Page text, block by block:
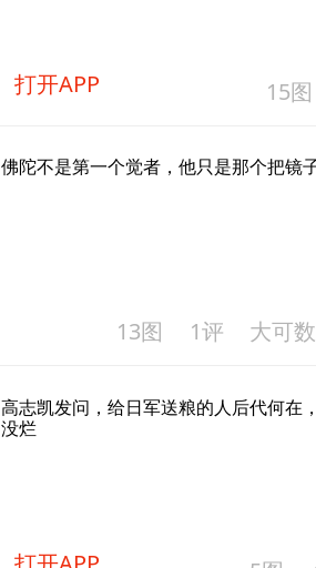
打开APP 15图
佛陀不是第一个觉者，他只是那个把镜
13图 1评 大可
高志凯发问，给日军送粮的人后代何在
没烂